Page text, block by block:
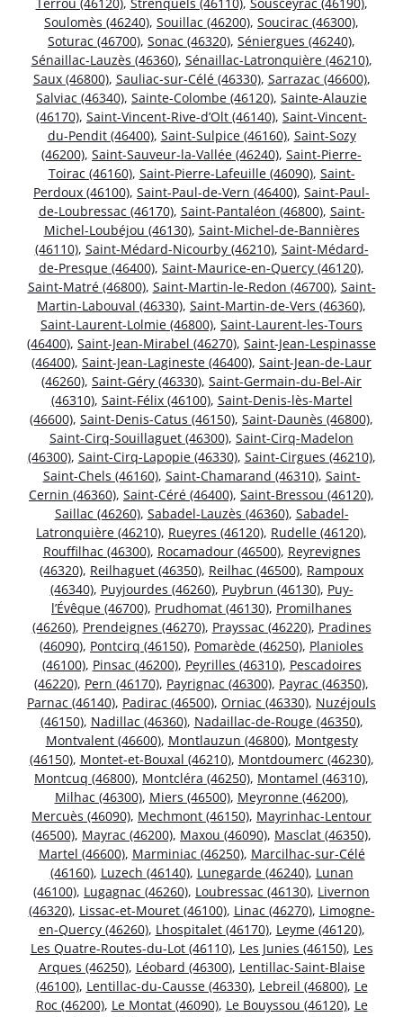
Soulomès (46240), Souillac (46200), Soucirac (46300),
Soturac (46700), Sonac (46320), Séniergues (46240),
Sénaillac-Lauzès (46360), Sénaillac-Latronquière (46210),
Saux (46800), Sauliac-sur-Célé (46330), Sarrazac (46600),
Salviac (46340), Sainte-Colombe (46120), Sainte-Alauzie
(46170), Saint-Vincent-Rive-d’Olt (46140), Saint-Vincent-
du-Pendit (46400), Saint-Sulpice (46160), Saint-Sozy
(46200), Saint-Sauveur-la-Vallée (46240), Saint-Pierre-
Toirac (46160), Saint-Pierre-Lafeuille (46090), Saint-
Perdoux (46100), Saint-Paul-de-Vern (46400), Saint-Paul-
de-Loubressac (46170), Saint-Pantaléon (46800), Saint-
Michel-Loubéjou (46130), Saint-Michel-de-Bannières
(46110), Saint-Médard-Nicourby (46210), Saint-Médard-
de-Presque (46400), Saint-Maurice-en-Quercy (46120),
Saint-Matré (46800), Saint-Martin-le-Redon (46700), Saint-
Martin-Labouval (46330), Saint-Martin-de-Vers (46360),
Saint-Laurent-Lolmie (46800), Saint-Laurent-les-Tours
(46400), Saint-Jean-Mirabel (46270), Saint-Jean-Lespinasse
(46400), Saint-Jean-Lagineste (46400), Saint-Jean-de-Laur
(46260), Saint-Géry (46330), Saint-Germain-du-Bel-Air
(46310), Saint-Félix (46100), Saint-Denis-lès-Martel
(46600), Saint-Denis-Catus (46150), Saint-Daunès (46800),
Saint-Cirq-Souillaguet (46300), Saint-Cirq-Madelon
(46300), Saint-Cirq-Lapopie (46330), Saint-Cirgues (46210),
Saint-Chels (46160), Saint-Chamarand (46310), Saint-
Cernin (46360), Saint-Céré (46400), Saint-Bressou (46120),
Saillac (46260), Sabadel-Lauzès (46360), Sabadel-
Latronquière (46210), Rueyres (46120), Rudelle (46120),
Rouffilhac (46300), Rocamadour (46500), Reyrevignes
(46320), Reilhaguet (46350), Reilhac (46500), Rampoux
(46340), Puyjourdes (46260), Puybrun (46130), Puy-
l’Évêque (46700), Prudhomat (46130), Promilhanes
(46260), Prendeignes (46270), Prayssac (46220), Pradines
(46090), Pontcirq (46150), Pomarède (46250), Planioles
(46100), Pinsac (46200), Peyrilles (46310), Pescadoires
(46220), Pern (46170), Payrignac (46300), Payrac (46350),
Parnac (46140), Padirac (46500), Orniac (46330), Nuzéjouls
(46150), Nadillac (46360), Nadaillac-de-Rouge (46350),
Montvalent (46600), Montlauzun (46800), Montgesty
(46150), Montet-et-Bouxal (46210), Montdoumerc (46230),
Montcuq (46800), Montcléra (46250), Montamel (46310),
Milhac (46300), Miers (46500), Meyronne (46200),
Mercuès (46090), Mechmont (46150), Mayrinhac-Lentour
(46500), Mayrac (46200), Maxou (46090), Masclat (46350),
Martel (46600), Marminiac (46250), Marcilhac-sur-Célé
(46160), Luzech (46140), Lunegarde (46240), Lunan
(46100), Lugagnac (46260), Loubressac (46130), Livernon
(46320), Lissac-et-Mouret (46100), Linac (46270), Limogne-
en-Quercy (46260), Lhospitalet (46170), Leyme (46120),
Les Quatre-Routes-du-Lot (46110), Les Junies (46150), Les
Arques (46250), Léobard (46300), Lentillac-Saint-Blaise
(46100), Lentillac-du-Causse (46330), Lebreil (46800), Le
Roc (46200), Le Montat (46090), Le Bouyssou (46120), Le